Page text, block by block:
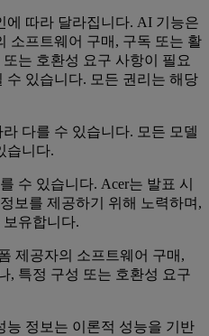
에 따라 달라집니다. AI 기능은
소프트웨어 구매, 구독 또는 활
는 호환성 요구 사항이 필요
수 있습니다. 모든 권리는 해당
다를 수 있습니다. 모든 모델
습니다.
수 있습니다. Acer는 발표 시
보를 제공하기 위해 노력하며,
유합니다.
제공자의 소프트웨어 구매,
, 특정 구성 또는 호환성 요구
능 정보는 이론적 성능을 기반